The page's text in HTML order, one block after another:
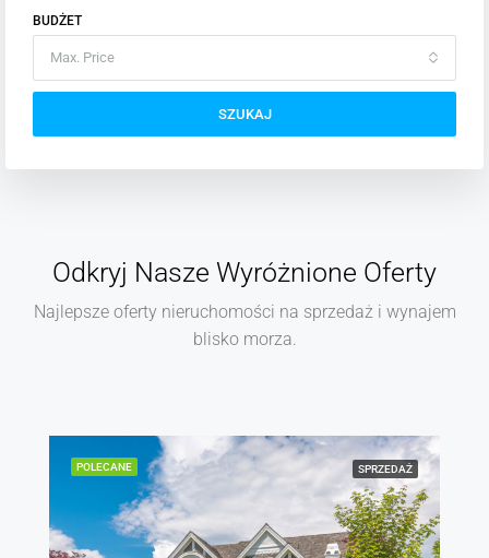
BUDŻET
Max. Price
SZUKAJ
Odkryj Nasze Wyróżnione Oferty
Najlepsze oferty nieruchomości na sprzedaż i wynajem
blisko morza.
POLECANE SPRZEDAŻ